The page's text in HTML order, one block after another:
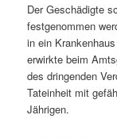
Der Geschädigte
festgenommen
in ein
erwirkte beim
des dringenden
Tateinheit mit
Jährigen.